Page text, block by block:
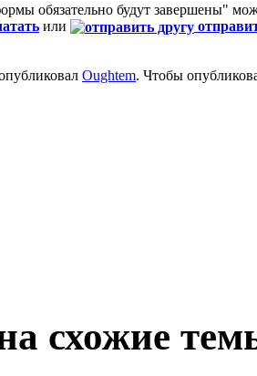
обязательно будут завершены"
или
Oughtem. Чтобы
схожие